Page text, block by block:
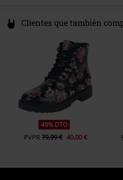
Clientes que también
49% DTO
PVPR79,99 € 40,00 €